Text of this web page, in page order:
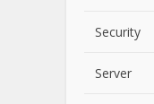
Security
Server